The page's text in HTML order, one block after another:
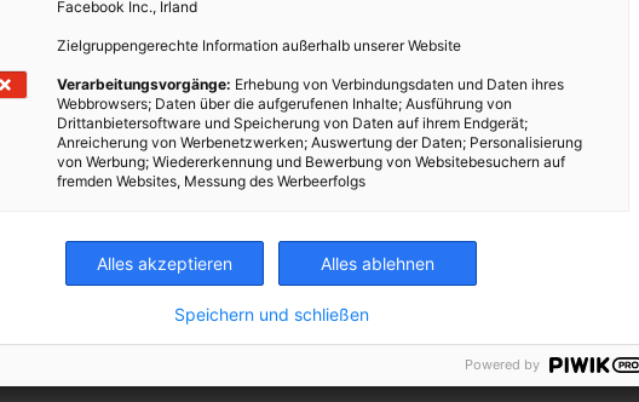
Fotocredits: Marcel Drabits
Konzept mit Zukunft
in Liesing leben über eine Million Bienen. Gemeinsam mit
Enerige-Lehrlinge Bienenstöcke errichtet und Bienenvölker
für rund 400 Wiener Haushalte entsteht dort jetzt auch
Facebook Inc., Irland
Zielgruppengerechte Information außerhalb unserer Website
Verarbeitungsvorgänge: Erhebung von Verbindungsdaten und Daten ihres
Webbrowsers; Daten über die aufgerufenen Inhalte; Ausführung von
Drittanbietersoftware und Speicherung von Daten auf ihrem Endgerät;
Anreicherung von Werbenetzwerken; Auswertung der Daten; Personalisierung
von Werbung; Wiedererkennung und Bewerbung von Websitebesuchern auf
fremden Websites, Messung des Werbeerfolgs
Alles akzeptieren Alles ablehnen
Speichern und schließen
Powered by